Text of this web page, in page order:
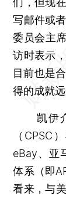
写邮件或
委员会主
访时表示
目前也是
得的成就远
凯伊介
（CPSC
eBay、亚
体系（即
看来，与